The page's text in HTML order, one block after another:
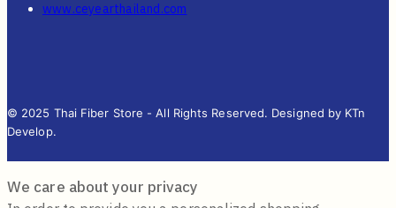
www.ceyearthailand.com
© 2025 Thai Fiber Store - All Rights Reserved. Designed by KTn
Develop.
We care about your privacy